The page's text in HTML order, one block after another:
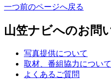
一つ前のページへ戻る
山笠ナビへのお問
写真提供について
取材、番組協力について
よくあるご質問